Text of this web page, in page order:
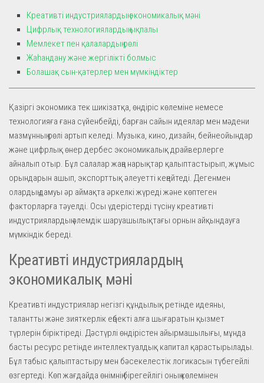
Креативті индустриялардың экономикалық мәні
Цифрлық технологиялардың ықпалы
Мемлекет пен қалалардың рөлі
Жаһандану және жергілікті болмыс
Болашақ сын-қатерлер мен мүмкіндіктер
Қазіргі экономика тек шикізатқа, өндіріс көлеміне немесе
технологияға ғана сүйенбейді, барған сайын идеялар мен мәдени
мазмұнның рөлі артып келеді. Музыка, кино, дизайн, бейнеойындар
және цифрлық өнер дербес экономикалық драйверлерге
айналып отыр. Бұл салалар жаңа нарықтар қалыптастырып, жұмыс
орындарын ашып, экспорттық әлеуетті кеңейтеді. Дегенмен
олардың дамуы әр аймақта әркелкі жүреді және көптеген
факторларға тәуелді. Осы үдерістерді түсіну креативті
индустриялардың әлемдік шаруашылықтағы орнын айқындауға
мүмкіндік береді.
Креативті индустриялардың
экономикалық мәні
Креативті индустриялар негізгі құндылық ретінде идеяны,
талантты және зияткерлік еңбекті алға шығаратын қызмет
түрлерін біріктіреді. Дәстүрлі өндірістен айырмашылығы, мұнда
басты ресурс ретінде интеллектуалдық капитал қарастырылады.
Бұл табыс қалыптастыру мен бәсекелестік логикасын түбегейлі
өзгертеді. Көп жағдайда өнімнің бірегейлігі оның көлемінен